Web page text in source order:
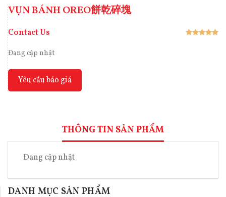
VỤN BÁNH OREO餅乾碎塊
Contact Us
Đang cập nhật
Yêu cầu báo giá
THÔNG TIN SẢN PHẨM
Đang cập nhật
DANH MỤC SẢN PHẨM